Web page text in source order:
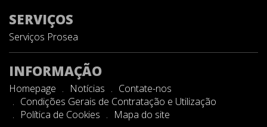
SERVIÇOS
Serviços Prosea
INFORMAÇÃO
Homepage Notícias
Contate-nos
Condições Gerais de Contratação e Utilização
Política de Cookies
Mapa do site